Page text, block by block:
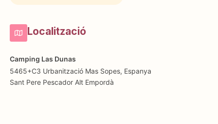
Localització
Camping Las Dunas
5465+C3 Urbanització Mas Sopes, Espanya
Sant Pere Pescador Alt Empordà